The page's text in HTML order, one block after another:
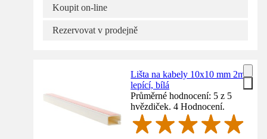
Koupit on-line
Rezervovat v prodejně
Lišta na kabely 10x10 mm 2m
lepící, bílá
Průměrné hodnocení: 5 z 5
hvězdiček. 4 Hodnocení.